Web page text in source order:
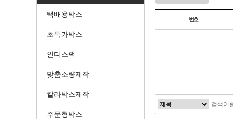
택배용박스
초특가박스
인디스팩
맞춤소량제작
칼라박스제작
주문형박스
번호